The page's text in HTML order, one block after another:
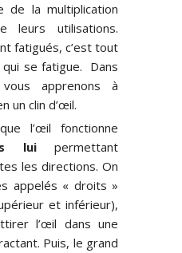
de la multiplication
utilisations.
fatigués, c’est tout
se fatigue. Dans
apprenons à
un clin d’œil.
l’œil fonctionne
lui permettant
les directions. On
appelés « droits »
et inférieur),
l’œil dans une
Puis, le grand